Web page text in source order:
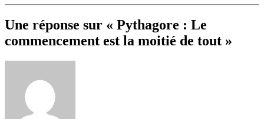
Une réponse sur « Pythagore : Le
commencement est la moitié de tout »